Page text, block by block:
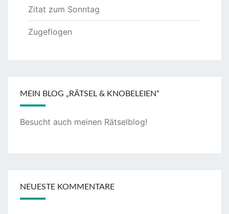
Zitat zum Sonntag
Zugeflogen
MEIN BLOG „RÄTSEL & KNOBELEIEN“
Besucht auch meinen Rätselblog!
NEUESTE KOMMENTARE